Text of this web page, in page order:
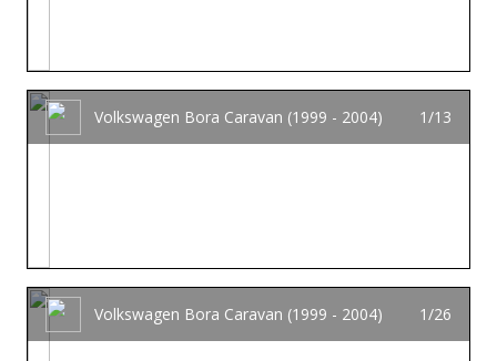
Volkswagen Bora Caravan (1999 - 2004) 1/13
Volkswagen Bora Caravan (1999 - 2004) 1/26